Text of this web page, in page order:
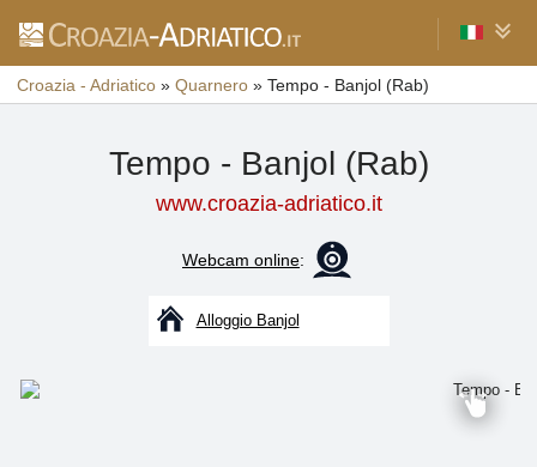
Croazia - Adriatico » Quarnero » Tempo - Banjol (Rab)
Tempo - Banjol (Rab)
www.croazia-adriatico.it
Webcam online:
Alloggio Banjol